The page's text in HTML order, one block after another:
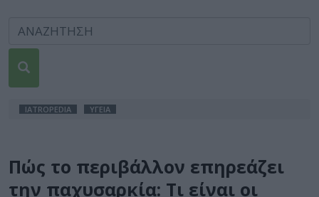
IATROPEDIA ΥΓΕΙΑ
Πώς το περιβάλλον επηρεάζει
την παχυσαρκία: Τι είναι οι